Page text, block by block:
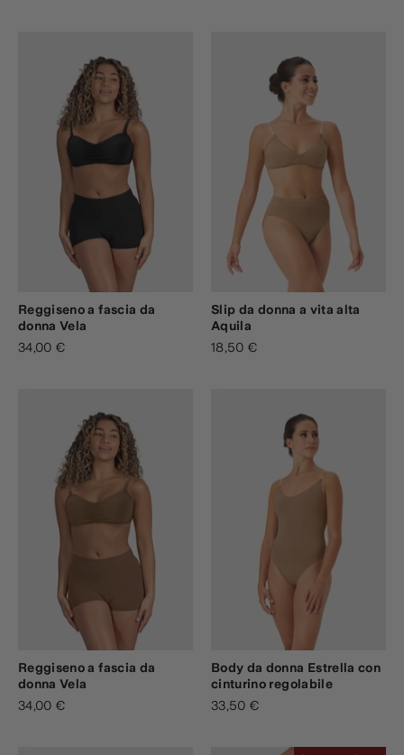
Reggiseno a fascia da
donna Vela
34,00 €
Slip da donna a vita alta
Aquila
18,50 €
Reggiseno a fascia da
donna Vela
34,00 €
Body da donna Estrella con
cinturino regolabile
33,50 €